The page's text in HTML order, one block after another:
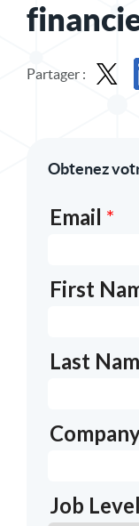
Partager :
Obtenez